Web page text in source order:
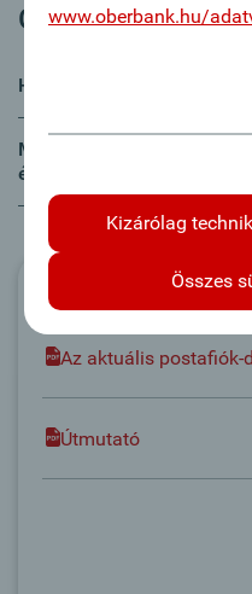
Gyakori kérdések
Hol találom az elektronikus
Megváltoztathatom az
értesítéseket?
Letöltések
Az aktuális
Útmutató
www.oberbank.hu/
Kizárólag
Összes